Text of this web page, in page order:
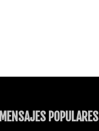
MENSAJES POPULARES